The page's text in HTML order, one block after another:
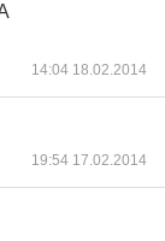
14:04 18.02.2014
19:54 17.02.2014